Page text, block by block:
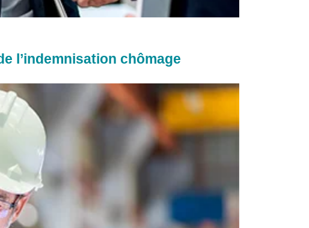
l’indemnisation chômage